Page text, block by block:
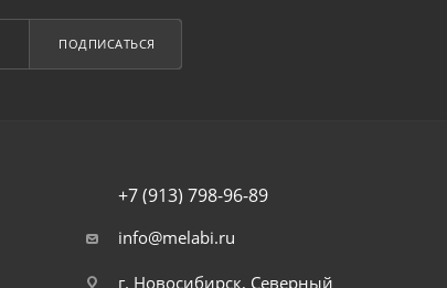
ПОДПИСАТЬСЯ
+7 (913) 798-96-89
info@melabi.ru
г. Новосибирск, Северный